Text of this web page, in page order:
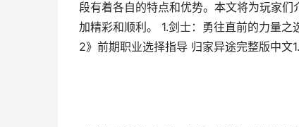
段有着各自的特点和优势。本文将为玩家
加精彩和顺利。 1.剑士：勇往直前的力量
2》前期职业选择指导 归家异途完整版中文